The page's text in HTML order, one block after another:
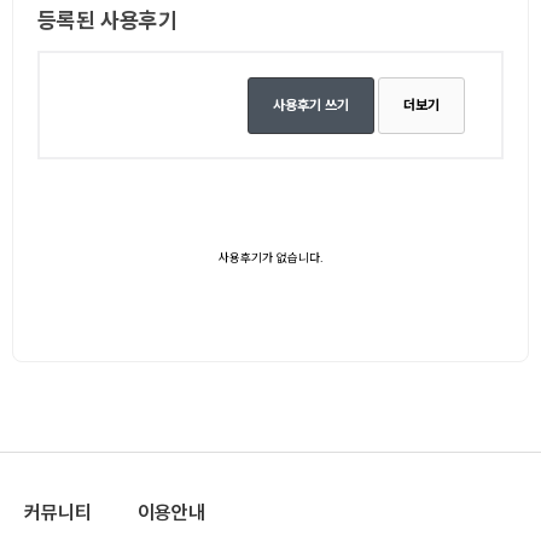
등록된 사용후기
사용후기 쓰기 더보기
사용후기가 없습니다.
커뮤니티 이용안내